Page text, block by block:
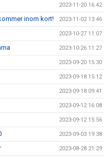
2023-11-20 16:42
inom kort! 2023-11-02 13:46
2023-10-27 11:07
2023-10-26 11:27
2023-09-20 15:30
2023-09-18 15:12
2023-09-18 09:41
2023-09-12 16:08
2023-09-12 15:56
2023-09-03 19:38
2023-08-28 21:29